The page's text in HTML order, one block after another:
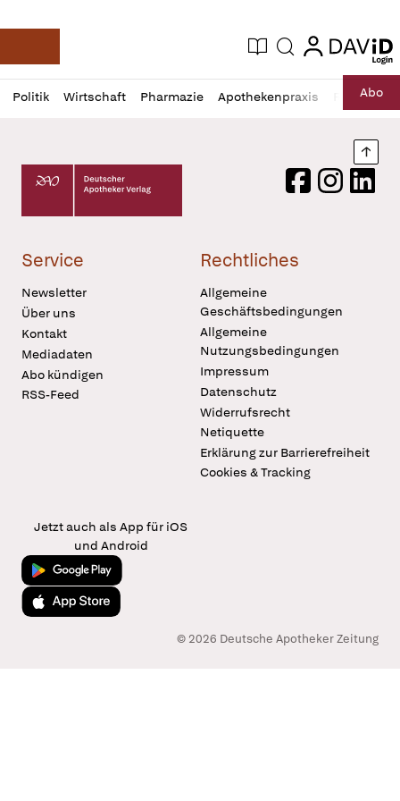
Deutsche Apotheker Zeitung
Aktuelle Ausgabe
Suche login
login
Politik Wirtschaft Pharmazie Apothekenpraxis RechtAbo
Profil
öffnen
Daz
Pur
Deutscher Apotheker Verlag Logo
FacebookInstagram
Service
Newsletter
Über uns
Kontakt
Mediadaten
Abo kündigen
RSS-Feed
Rechtliches
Allgemeine
Geschäftsbedingungen
Allgemeine
Nutzungsbedingungen
Impressum
Datenschutz
Widerrufsrecht
Netiquette
Erklärung zur Barrierefreiheit
Cookies & Tracking
Jetzt auch als App für iOS
und Android
Jetzt bei Google Play
Laden im App Store
© 2026 Deutsche Apotheker Zeitung